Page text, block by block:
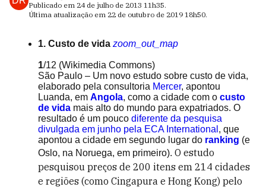
Publicado em 24 de julho de 2013 11h35.
Última atualização em 22 de outubro de 2019 18h50.
1. Custo de vida zoom_out_map
1/12 (Wikimedia Commons)
São Paulo – Um novo estudo sobre custo de vida,
elaborado pela consultoria Mercer, apontou
Luanda, em Angola, como a cidade com o custo
de vida mais alto do mundo para expatriados. O
resultado é um pouco diferente da pesquisa
divulgada em junho pela ECA International , que
apontou a cidade em segundo lugar do ranking (e
Oslo, na Noruega, em primeiro). O estudo
pesquisou preços de 200 itens em 214 cidades
e regiões (como Cingapura e Hong Kong) pelo